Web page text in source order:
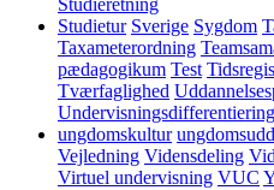
Studieretning
Studietur Sverige Sygdom
Taxameterordning
pædagogikum Test
Tværfaglighed
Undervisningsdifferentiering
ungdomskultur
Vejledning Vidensdeling
Virtuel undervisning VUC